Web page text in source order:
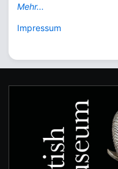
Mehr...
Impressum